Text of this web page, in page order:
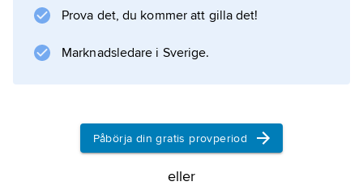
Prova det, du kommer att gilla det!
Marknadsledare i Sverige.
Påbörja din gratis provperiod
eller